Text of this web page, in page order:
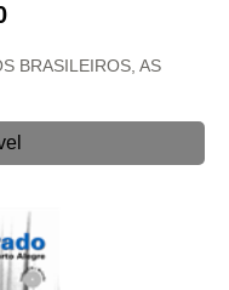
BRASILEIROS, AS